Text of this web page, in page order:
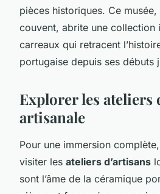
pièces historiques. Ce
couvent, abrite une collection
carreaux qui retracent
portugaise depuis ses débuts
Explorer les ateliers
artisanale
Pour une immersion
visiter les ateliers d’artisans
sont l’âme de la céramique